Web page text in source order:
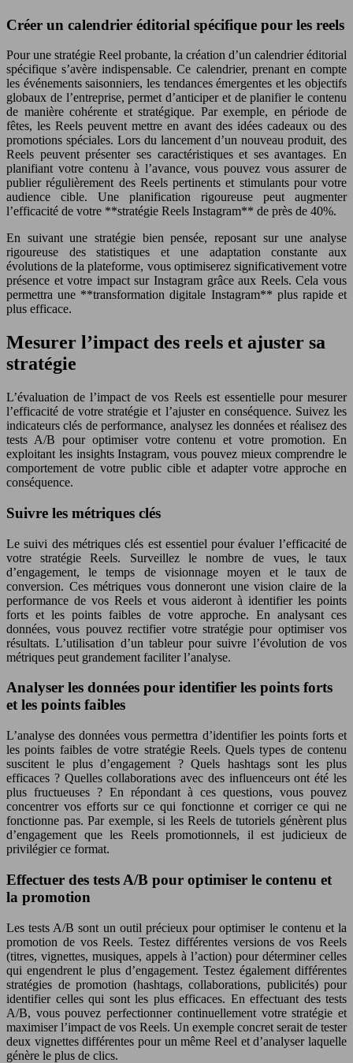
Créer un calendrier éditorial spécifique pour les reels
Pour une stratégie Reel probante, la création d’un calendrier éditorial
spécifique s’avère indispensable. Ce calendrier, prenant en compte
les événements saisonniers, les tendances émergentes et les objectifs
globaux de l’entreprise, permet d’anticiper et de planifier le contenu
de manière cohérente et stratégique. Par exemple, en période de
fêtes, les Reels peuvent mettre en avant des idées cadeaux ou des
promotions spéciales. Lors du lancement d’un nouveau produit, des
Reels peuvent présenter ses caractéristiques et ses avantages. En
planifiant votre contenu à l’avance, vous pouvez vous assurer de
publier régulièrement des Reels pertinents et stimulants pour votre
audience cible. Une planification rigoureuse peut augmenter
l’efficacité de votre **stratégie Reels Instagram** de près de 40%.
En suivant une stratégie bien pensée, reposant sur une analyse
rigoureuse des statistiques et une adaptation constante aux
évolutions de la plateforme, vous optimiserez significativement votre
présence et votre impact sur Instagram grâce aux Reels. Cela vous
permettra une **transformation digitale Instagram** plus rapide et
plus efficace.
Mesurer l’impact des reels et ajuster sa
stratégie
L’évaluation de l’impact de vos Reels est essentielle pour mesurer
l’efficacité de votre stratégie et l’ajuster en conséquence. Suivez les
indicateurs clés de performance, analysez les données et réalisez des
tests A/B pour optimiser votre contenu et votre promotion. En
exploitant les insights Instagram, vous pouvez mieux comprendre le
comportement de votre public cible et adapter votre approche en
conséquence.
Suivre les métriques clés
Le suivi des métriques clés est essentiel pour évaluer l’efficacité de
votre stratégie Reels. Surveillez le nombre de vues, le taux
d’engagement, le temps de visionnage moyen et le taux de
conversion. Ces métriques vous donneront une vision claire de la
performance de vos Reels et vous aideront à identifier les points
forts et les points faibles de votre approche. En analysant ces
données, vous pouvez rectifier votre stratégie pour optimiser vos
résultats. L’utilisation d’un tableur pour suivre l’évolution de vos
métriques peut grandement faciliter l’analyse.
Analyser les données pour identifier les points forts
et les points faibles
L’analyse des données vous permettra d’identifier les points forts et
les points faibles de votre stratégie Reels. Quels types de contenu
suscitent le plus d’engagement ? Quels hashtags sont les plus
efficaces ? Quelles collaborations avec des influenceurs ont été les
plus fructueuses ? En répondant à ces questions, vous pouvez
concentrer vos efforts sur ce qui fonctionne et corriger ce qui ne
fonctionne pas. Par exemple, si les Reels de tutoriels génèrent plus
d’engagement que les Reels promotionnels, il est judicieux de
privilégier ce format.
Effectuer des tests A/B pour optimiser le contenu et
la promotion
Les tests A/B sont un outil précieux pour optimiser le contenu et la
promotion de vos Reels. Testez différentes versions de vos Reels
(titres, vignettes, musiques, appels à l’action) pour déterminer celles
qui engendrent le plus d’engagement. Testez également différentes
stratégies de promotion (hashtags, collaborations, publicités) pour
identifier celles qui sont les plus efficaces. En effectuant des tests
A/B, vous pouvez perfectionner continuellement votre stratégie et
maximiser l’impact de vos Reels. Un exemple concret serait de tester
deux vignettes différentes pour un même Reel et d’analyser laquelle
génère le plus de clics.